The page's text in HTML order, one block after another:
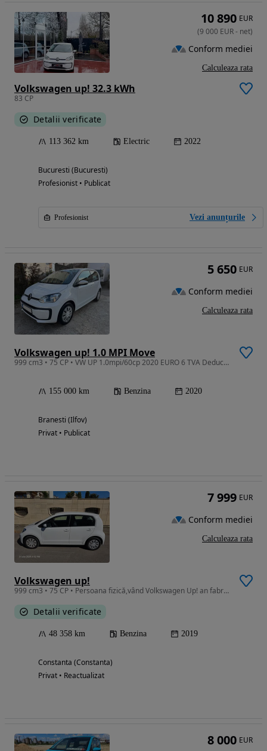
Volkswagen up! 32.3 kWh
83 CP
Detalii verificate
113 362 km Electric 2022
Bucuresti (Bucuresti)
Profesionist • Publicat
Profesionist Vezi anunțurile
10 890 EUR
(9 000 EUR- net)
Conform mediei
Calculeaza rata
Volkswagen up! 1.0 MPI Move
999 cm3 • 75 CP • VW UP 1.0mpi/60cp 2020 EURO 6 TVA Deductibil
155 000 km Benzina 2020
Branesti (Ilfov)
Privat • Publicat
5 650 EUR
Conform mediei
Calculeaza rata
Volkswagen up!
999 cm3 • 75 CP • Persoana fizică,vând Volkswagen Up! an fabricație 2019
Detalii verificate
48 358 km Benzina 2019
Constanta (Constanta)
Privat • Reactualizat
7 999 EUR
Conform mediei
Calculeaza rata
8 000 EUR